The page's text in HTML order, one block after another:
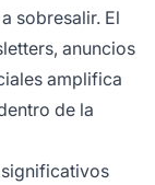
sobresalir. El
anuncios
amplifica
de la